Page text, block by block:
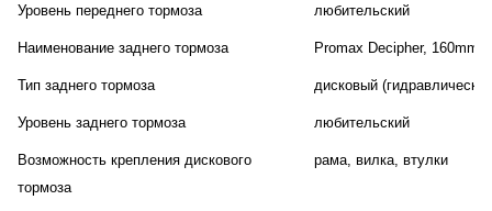
Уровень переднего тормоза любительский
Наименование заднего тормоза Promax Decipher, 160mm
Тип заднего тормоза дисковый
Уровень заднего тормоза любительский
Возможность крепления дискового
тормоза
рама, вилка, втулки